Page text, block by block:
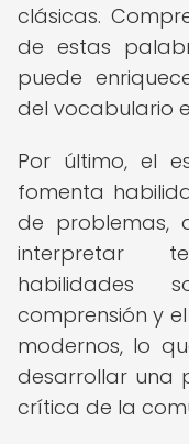
clásicas.
de estas
puede
del vocabulario
Por último, el
fomenta
de problemas,
interpretar
habilidades
comprensión y
modernos, lo
desarrollar una
crítica de la